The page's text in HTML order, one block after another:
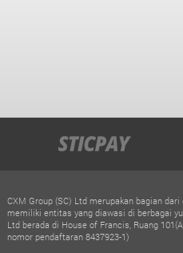
CXM Group (SC) Ltd merupakan bagian
memiliki entitas yang diawasi di berbagai
Ltd berada di House of Francis, Ruang
nomor pendaftaran 8437923-1)